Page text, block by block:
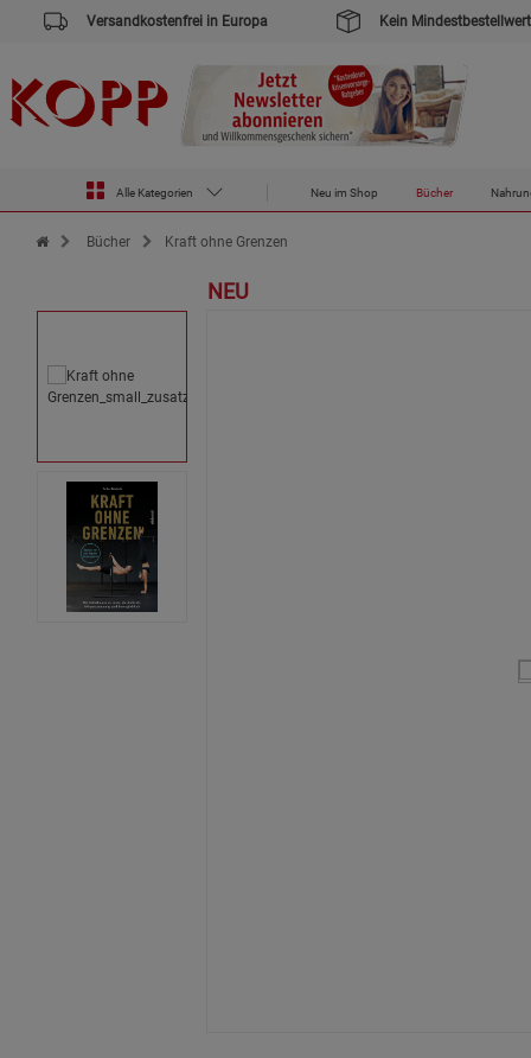
Versandkostenfrei in Europa Kein Mindestbestellwert
Alle Kategorien Neu im Shop Bücher
Zur Startseite des Kopp Verlag Online-Shop
Bücher Kraft ohne Grenzen
NEU